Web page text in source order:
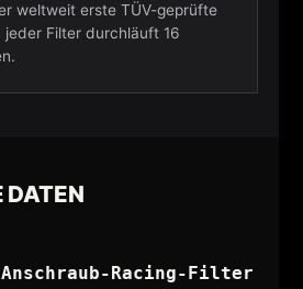
weltweit erste TÜV-geprüfte
Filter durchläuft 16
DATEN
Anschraub-Racing-Filter